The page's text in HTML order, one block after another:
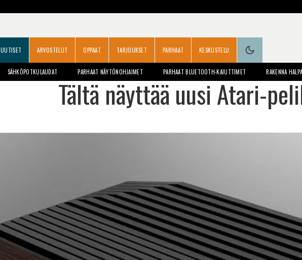
UUTISET ARVOSTELUT OPPAAT TARJOUKSET PARHAAT KESKUSTELU
SÄHKÖPOTKULAUDAT PARHAAT NÄYTÖNOHJAIMET PARHAAT BLUETOOTH-KAIUTTIMET RAKENNA
Tältä näyttää uusi Atari-